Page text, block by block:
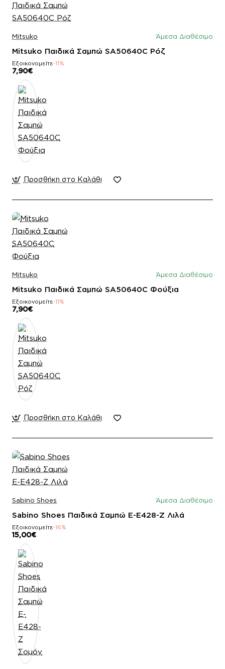
Mitsuko Άμεσα Διαθέσιμο
Mitsuko Παιδικά Σαμπώ SA50640C Ρόζ
Εξοικονομείτε-11%
7,90€
Προσθήκη στο Καλάθι
Mitsuko Άμεσα Διαθέσιμο
Mitsuko Παιδικά Σαμπώ SA50640C Φούξια
Εξοικονομείτε-11%
7,90€
Προσθήκη στο Καλάθι
Sabino Shoes Άμεσα Διαθέσιμο
Sabino Shoes Παιδικά Σαμπώ E-E428-Z Λιλά
Εξοικονομείτε-16%
15,00€